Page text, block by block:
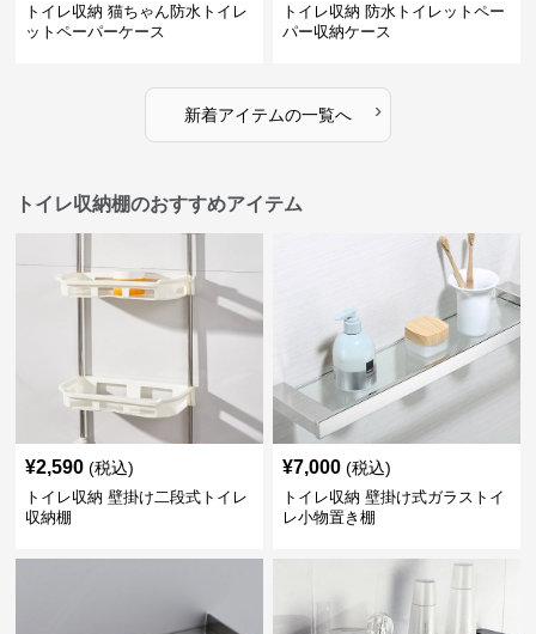
トイレ収納 猫ちゃん防水トイレ
ットペーパーケース
トイレ収納 防水トイレットペー
パー収納ケース
新着アイテムの一覧へ ›
トイレ収納棚のおすすめアイテム
¥2,590 (税込)
トイレ収納 壁掛け二段式トイレ
収納棚
¥7,000 (税込)
トイレ収納 壁掛け式ガラストイ
レ小物置き棚